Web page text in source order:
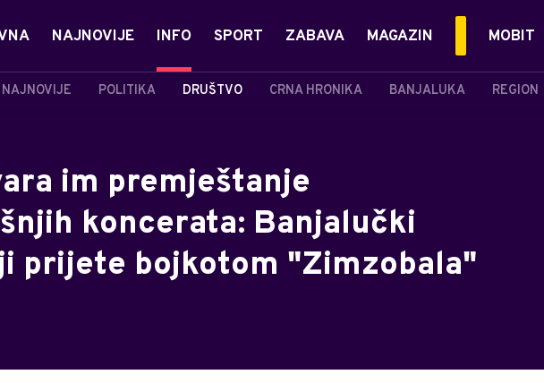
NAJNOVIJE INFO
NAJNOVIJE POLITIKA DRUŠTVO CRNA HRONIKA BANJALUKA REGION
SPORT ZABAVA MAGAZIN MOBIT
im premještanje
koncerata: Banjalučki
prijete bojkotom "Zimzobala"